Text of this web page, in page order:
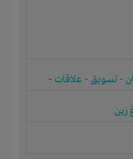
- تسويق - علاقات -
زين